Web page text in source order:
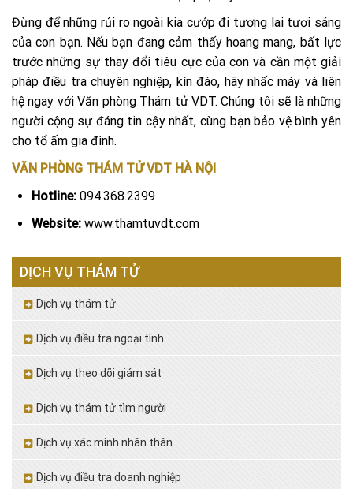
Đừng để những rủi ro ngoài kia cướp đi tương lai tươi sáng
của con bạn. Nếu bạn đang cảm thấy hoang mang, bất lực
trước những sự thay đổi tiêu cực của con và cần một giải
pháp điều tra chuyên nghiệp, kín đáo, hãy nhấc máy và liên
hệ ngay với Văn phòng Thám tử VDT. Chúng tôi sẽ là những
người cộng sự đáng tin cậy nhất, cùng bạn bảo vệ bình yên
cho tổ ấm gia đình.
VĂN PHÒNG THÁM TỬ VDT HÀ NỘI
Hotline: 094.368.2399
Website: www.thamtuvdt.com
DỊCH VỤ THÁM TỬ
Dịch vụ thám tử
Dịch vụ điều tra ngoại tình
Dịch vụ theo dõi giám sát
Dịch vụ thám tử tìm người
Dịch vụ xác minh nhân thân
Dịch vụ điều tra doanh nghiệp